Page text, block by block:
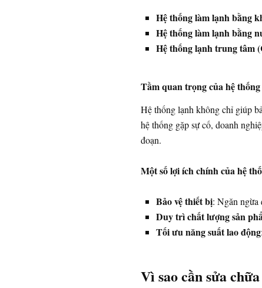
Hệ thống làm lạnh bằng
Hệ thống làm lạnh bằng
Hệ thống lạnh trung tâm
Tầm quan trọng của hệ
Hệ thống lạnh không chỉ giúp
hệ thống gặp sự cố, doanh
đoạn.
Một số lợi ích chính của hệ
Bảo vệ thiết bị: Ngăn ngừa
Duy trì chất lượng sản
Tối ưu năng suất lao động
Vì sao cần sửa